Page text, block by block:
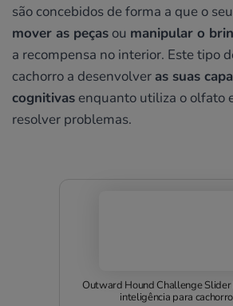
são concebidos de forma a que o
mover as peçasou manipular o
a recompensa no interior. Este tipo
cachorro a desenvolveras suas
cognitivasenquanto utiliza o olfato
resolver problemas.
Outward Hound Challenge Slider
inteligência para